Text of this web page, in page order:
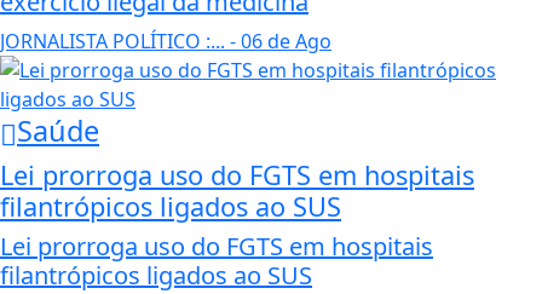
JORNALISTA POLÍTICO :... - 06 de Ago
Saúde
Lei prorroga uso do FGTS em hospitais
filantrópicos ligados ao SUS
Lei prorroga uso do FGTS em hospitais
filantrópicos ligados ao SUS